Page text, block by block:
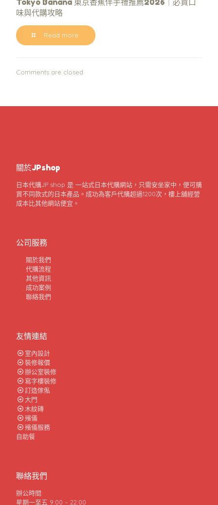
Tokyo Banana 東京香蕉伴手禮推薦2026｜必買口
味與代購攻略
Read more
Comments are closed.
關於JPshop
日本代購JP shop 是 一站式日本代購網站，只需安坐家中，便可購
買不同款式的日本產品。成功為客戶代購超過1200次，樓上舖經營
成本比其他網站便宜。
公司服務
關於我們
代購流程
其他資訊
成功案例
聯絡我們
友情連結
室內設計
裝修報價
辦公室裝修
寫字樓裝修
訂造傢俬
大門
木紋磚
殯儀
殯儀服務
自助餐
聯絡我們
辦公時間:
星期一至五 9:00 – 22:00